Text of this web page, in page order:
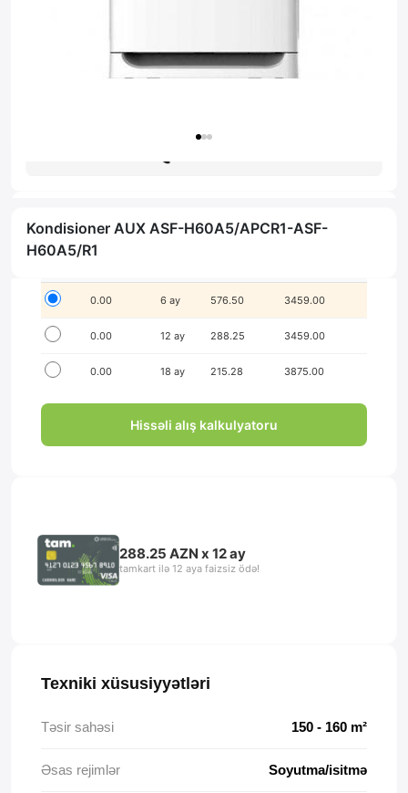
Kondisioner AUX ASF-H60A5/APCR1-ASF-
H60A5/R1
İlkin ödənişsiz hissə-hissə ödə!
0.00 6 ay 576.50 3459.00
0.00 12 ay 288.25 3459.00
0.00 18 ay 215.28 3875.00
Hissəli alış kalkulyatoru
288.25 AZN x 12 ay
tamkart ilə 12 aya faizsiz ödə!
Texniki xüsusiyyətləri
Təsir sahəsi 150 - 160 m²
Əsas rejimlər Soyutma/isitmə